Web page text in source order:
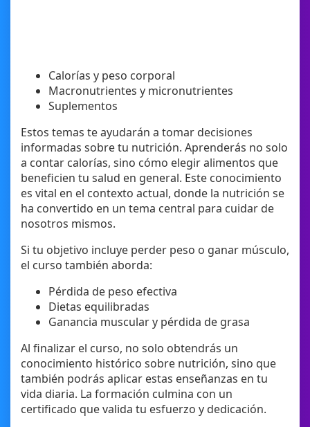
Calorías y peso corporal
Macronutrientes y micronutrientes
Suplementos
Estos temas te ayudarán a tomar decisiones
informadas sobre tu nutrición. Aprenderás no solo
a contar calorías, sino cómo elegir alimentos que
beneficien tu salud en general. Este conocimiento
es vital en el contexto actual, donde la nutrición se
ha convertido en un tema central para cuidar de
nosotros mismos.
Si tu objetivo incluye perder peso o ganar músculo,
el curso también aborda:
Pérdida de peso efectiva
Dietas equilibradas
Ganancia muscular y pérdida de grasa
Al finalizar el curso, no solo obtendrás un
conocimiento histórico sobre nutrición, sino que
también podrás aplicar estas enseñanzas en tu
vida diaria. La formación culmina con un
certificado que valida tu esfuerzo y dedicación.